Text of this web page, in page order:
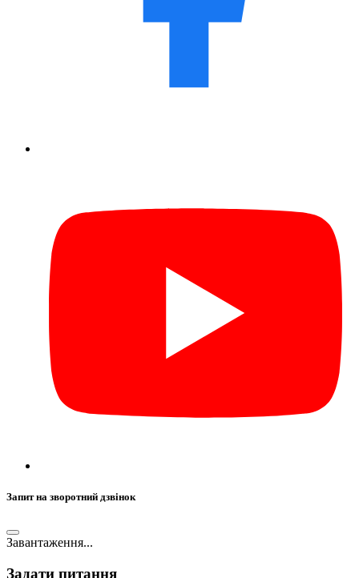
Запит на зворотний дзвінок
Завантаження...
Задати питання